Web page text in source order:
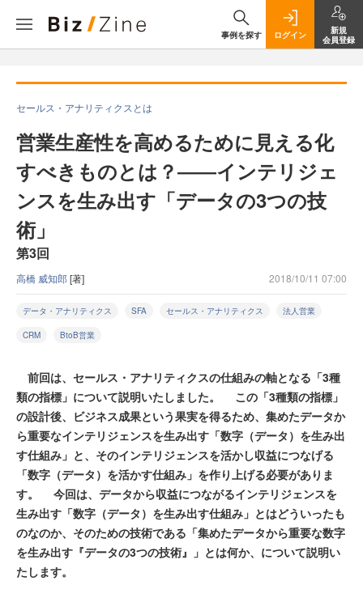
事例を探す ログイン
新規
会員登録
セールス・アナリティクスとは
営業生産性を高めるために見える化
すべきものとは？――インテリジェ
ンスを生み出す「データの3つの技
術」
第3回
高橋 威知郎[著] 2018/10/11 07:00
データ・アナリティクス SFA セールス・アナリティクス 法人営業
CRM BtoB営業
前回は、セールス・アナリティクスの仕組みの軸となる「3種
類の指標」について説明いたしました。 この「3種類の指標」
の設計後、ビジネス成果という果実を得るため、集めたデータか
ら重要なインテリジェンスを生み出す「数字（データ）を生み出
す仕組み」と、そのインテリジェンスを活かし収益につなげる
「数字（データ）を活かす仕組み」を作り上げる必要がありま
す。 今回は、データから収益につながるインテリジェンスを
生み出す「数字（データ）を生み出す仕組み」とはどういったも
のなのか、そのための技術である「集めたデータから重要な数字
を生み出す『データの3つの技術』」とは何か、について説明い
たします。